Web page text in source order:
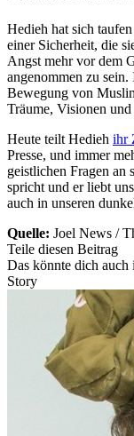
Hedieh hat sich
einer Sicherheit, die
Angst mehr vor dem
angenommen zu
Bewegung von
Träume, Visionen
Heute teilt Hedieh ihr
Presse, und immer
geistlichen Fragen an
spricht und er liebt
auch in unseren
Quelle: Joel News /
Teile diesen Beitrag
Das könnte dich auch
Story